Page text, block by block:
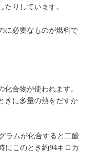
たりしています。
に必要なものが燃料で
合物が使われます。
きに多量の熱をだすか
ラムが化合すると二酸
にこのとき約94キロカ